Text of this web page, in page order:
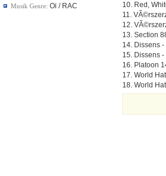
Musik Genre: Oi / RAC
10. Red,
11.
12.
13. Section
14. Dissens
15. Dissens
16. Platoon
17. World
18. World